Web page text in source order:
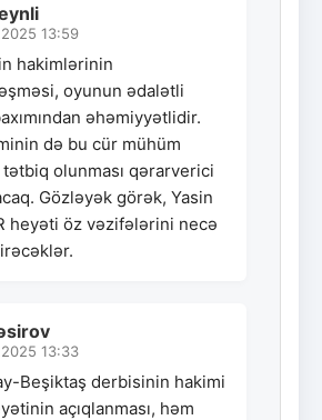
13:59
hakimlərinin
oyunun ədalətli
əhəmiyyətlidir.
də bu cür mühüm
olunması qərarverici
Gözləyək görək, Yasin
heyəti öz vəzifələrini necə
13:33
Beşiktaş derbisinin hakimi
açıqlanması, həm